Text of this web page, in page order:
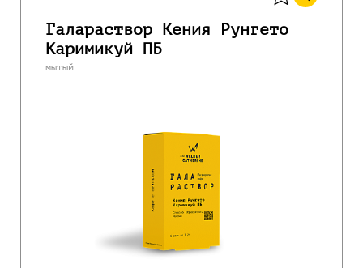
Галараствор Кения Рунгето
Каримикуй ПБ
мытый